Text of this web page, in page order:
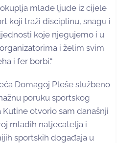
mlade ljude iz cijele
koji traži disciplinu, snagu i
koje njegujemo i u
i želim svim
i fer borbi.“
Domagoj Pleše službeno
poruku sportskog
Kutine otvorio sam današnji
mladih natjecatelja i
sportskih događaja u